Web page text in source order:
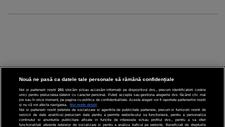
CINEMA
DIVERTISMENT
Nouă ne pasă ca datele tale personale să rămână confidențiale
Noi și partenerii noștri 201 stocăm și/sau accesăm informații pe dispozitivul dvs., precum identificatorii cookie
unici pentru prelucrarea datelor cu caracter personal. Puteți accepta sau gestiona alegerile dvs. făcând clic mai
jos sau în orice moment, pe pagina cu politica de confidențialitate. Aceste alegeri vor fi raportate partenerilor noștri
și nu vă vor afecta navigarea.
Mai multe detalii
Noi si partenerii nostri (retelele de socializare si agentiile de publicitate partenere, precum si furnizorii nostri de
servicii de date analitice) prelucram date pentru a permite website-ului sa functioneze, pentru a personaliza
continutul si anunturile publicitare afisate in functie de interesele si/sau profilul dvs., pentru a va oferi
functionalitati aferente retelelor de socializare si pentru a analiza traficul pe website. Beneficiati de drepturile